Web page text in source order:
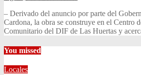
– Derivado del anuncio por parte del
Cardona, la obra se construye en el Centro
Comunitario del DIF de Las Huertas y
You missed
Locales